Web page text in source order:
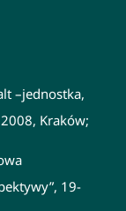
–jednostka,
Kraków;
19-